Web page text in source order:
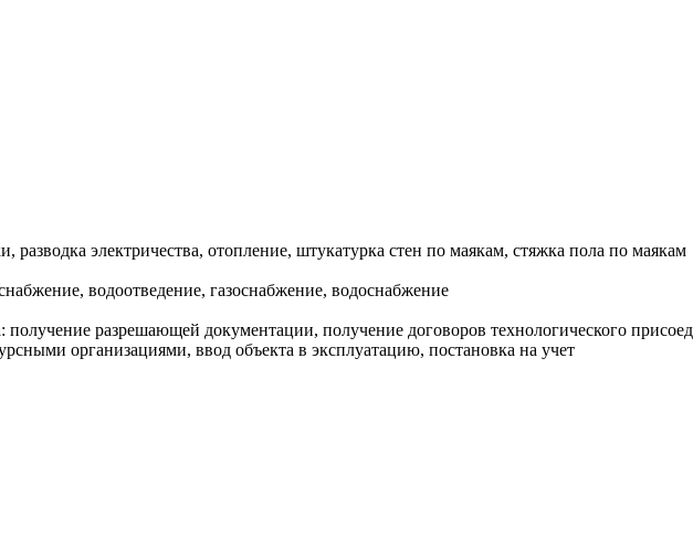
разводка электричества, отопление, штукатурка стен по маякам, стяжка пола по маякам
водоотведение, газоснабжение, водоснабжение
разрешающей документации, получение договоров технологического
организациями, ввод объекта в эксплуатацию, постановка на учет